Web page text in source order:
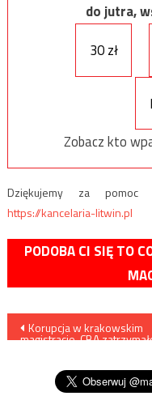
do jutra,
30 zł
Zobacz kto
Dziękujemy za pomoc
https://kancelaria-litwin.pl
PODOBA CI SIĘ TO
Nawigacja
Korupcja w krakowskim
magistracie. CBA